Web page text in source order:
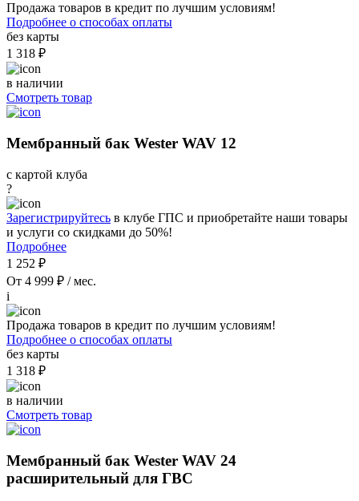
Продажа товаров в кредит по лучшим условиям!
Подробнее о способах оплаты
без карты
1 318 ₽
в наличии
Смотреть товар
Мембранный бак Wester WAV 12
с картой клуба
?
Зарегистрируйтесь в клубе ГПС и приобретайте наши товары
и услуги со скидками до 50%!
Подробнее
1 252 ₽
От 4 999 ₽ / мес.
i
Продажа товаров в кредит по лучшим условиям!
Подробнее о способах оплаты
без карты
1 318 ₽
в наличии
Смотреть товар
Мембранный бак Wester WAV 24
расширительный для ГВС